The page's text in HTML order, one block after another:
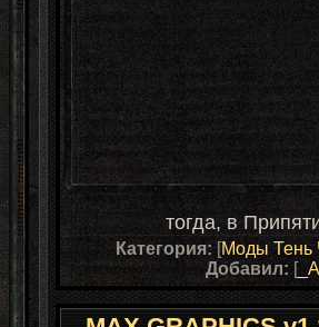
тогда, в
Категория: [Моды Тень
Добавил: [